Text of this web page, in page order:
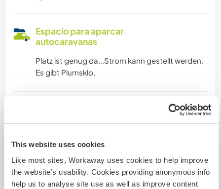
This website uses cookies
Like most sites, Workaway uses cookies to help improve
the website’s usability. Cookies providing anonymous info
help us to analyse site use as well as improve content
Espacio para aparcar
autocaravanas
Platz ist genug da...Strom kann gestellt werden.
Es gibt Plumsklo,
¿Cuántos voluntarios puedes
hospedar?